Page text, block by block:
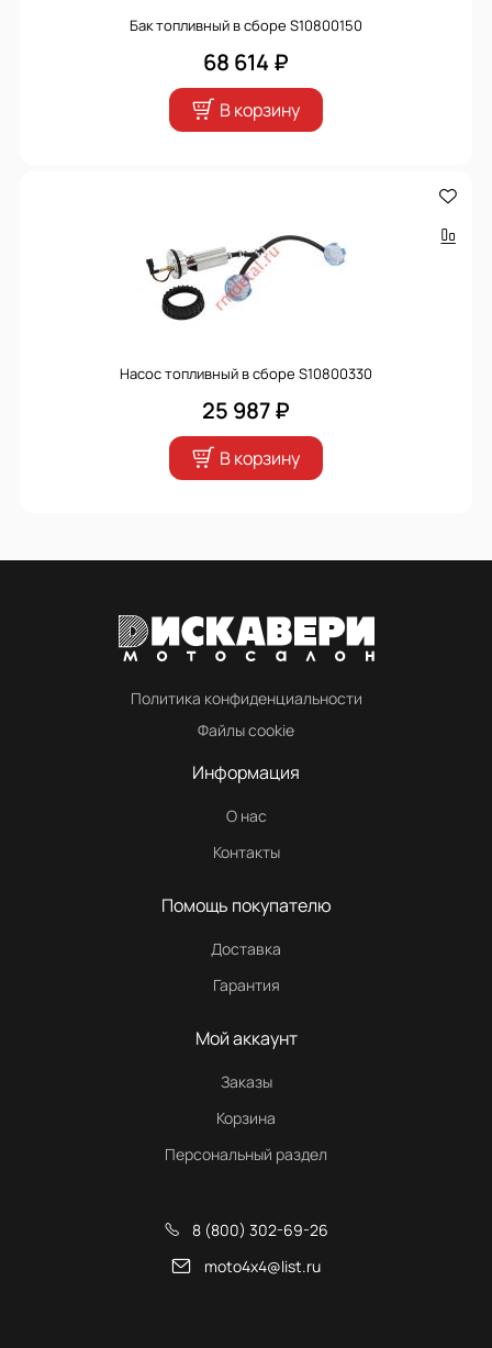
Бак топливный в сборе S10800150
68 614 ₽
В корзину
Насос топливный в сборе S10800330
25 987 ₽
В корзину
Политика конфиденциальности
Файлы cookie
Информация
О нас
Контакты
Помощь покупателю
Доставка
Гарантия
Мой аккаунт
Заказы
Корзина
Персональный раздел
8 (800) 302-69-26
moto4x4@list.ru